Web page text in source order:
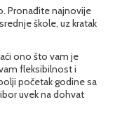
Pronađite najnovije
škole, uz kratak
ono što vam je
fleksibilnost i
početak godine sa
uvek na dohvat